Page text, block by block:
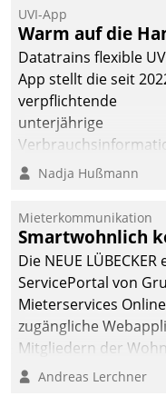
UVI-App
Warm auf die
Datatrains flexible
App stellt die seit
verpflichtende
unterjährige
schnell, zuverlässig
Die monatlichen
Mitteilungen zum
Heizungs- und
Wasserverbrauch
automatisiert,
und auf Wunsch über
mehrere zuvor
Kommunikationswege
Nadja Hußmann
Mieterkommunikation
Smartwohnlich
Die NEUE
ServicePortal von
Mieterservices
zugängliche
Mitgliedern der
Kontaktaufnahme
Andreas Lerchner